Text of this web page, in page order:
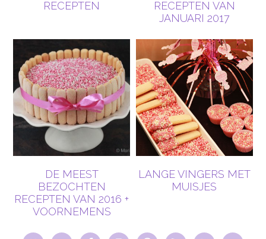
RECEPTEN
RECEPTEN VAN
JANUARI 2017
DE MEEST
BEZOCHTEN
RECEPTEN VAN 2016 +
VOORNEMENS
LANGE VINGERS MET
MUISJES